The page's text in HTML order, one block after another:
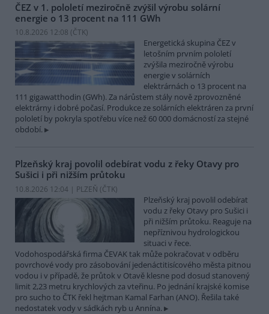
ČEZ v 1. pololetí meziročně zvýšil výrobu solární
energie o 13 procent na 111 GWh
10.8.2026 12:08 (ČTK)
Energetická skupina ČEZ v
letošním prvním pololetí
zvýšila meziročně výrobu
energie v solárních
elektrárnách o 13 procent na
111 gigawatthodin (GWh). Za nárůstem stály nově zprovozněné
elektrárny i dobré počasí. Produkce ze solárních elektráren za první
pololetí by pokryla spotřebu více než 60 000 domácností za stejné
období.
Plzeňský kraj povolil odebírat vodu z řeky Otavy pro
Sušici i při nižším průtoku
10.8.2026 12:04 | PLZEŇ (ČTK)
Plzeňský kraj povolil odebírat
vodu z řeky Otavy pro Sušici i
při nižším průtoku. Reaguje na
nepříznivou hydrologickou
situaci v řece.
Vodohospodářská firma ČEVAK tak může pokračovat v odběru
povrchové vody pro zásobování jedenáctitisícového města pitnou
vodou i v případě, že průtok v Otavě klesne pod dosud stanovený
limit 2,23 metru krychlových za vteřinu. Po jednání krajské komise
pro sucho to ČTK řekl hejtman Kamal Farhan (ANO). Řešila také
nedostatek vody v sádkách ryb u Annína.